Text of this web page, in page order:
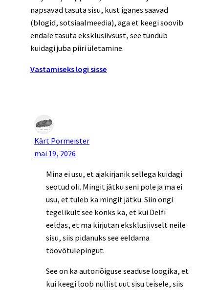
napsavad tasuta sisu, kust iganes saavad
(blogid, sotsiaalmeedia), aga et keegi soovib
endale tasuta eksklusiivsust, see tundub
kuidagi juba piiri ületamine.
Vastamiseks logi sisse
Kärt Pormeister
mai 19, 2026
Mina ei usu, et ajakirjanik sellega kuidagi
seotud oli. Mingit jätku seni pole ja ma ei
usu, et tuleb ka mingit jätku. Siin ongi
tegelikult see konks ka, et kui Delfi
eeldas, et ma kirjutan eksklusiivselt neile
sisu, siis pidanuks see eeldama
töövõtulepingut.
See on ka autoriõiguse seaduse loogika, et
kui keegi loob nullist uut sisu teisele, siis